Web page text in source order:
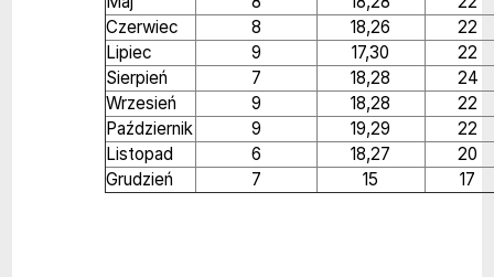
Czerwiec
8 18,26
22
Lipiec
9 17,30
22
Sierpień
7 18,28
24
Wrzesień
9 18,28
22
Październik
9 19,29
22
Listopad
6 18,27
20
Grudzień
7 15 17